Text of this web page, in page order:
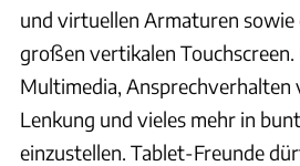
und virtuellen Armaturen sowie
großen vertikalen Touchscreen.
Multimedia,
Lenkung und vieles mehr in
einzustellen. Tablet-Freunde